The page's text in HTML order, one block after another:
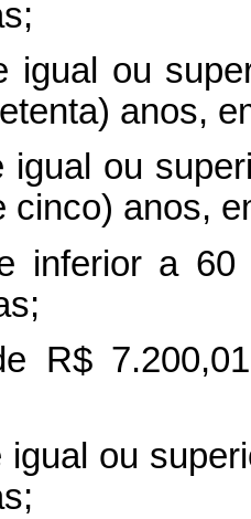
igual ou
anos,
igual ou
cinco) anos,
inferior a
R$
igual ou